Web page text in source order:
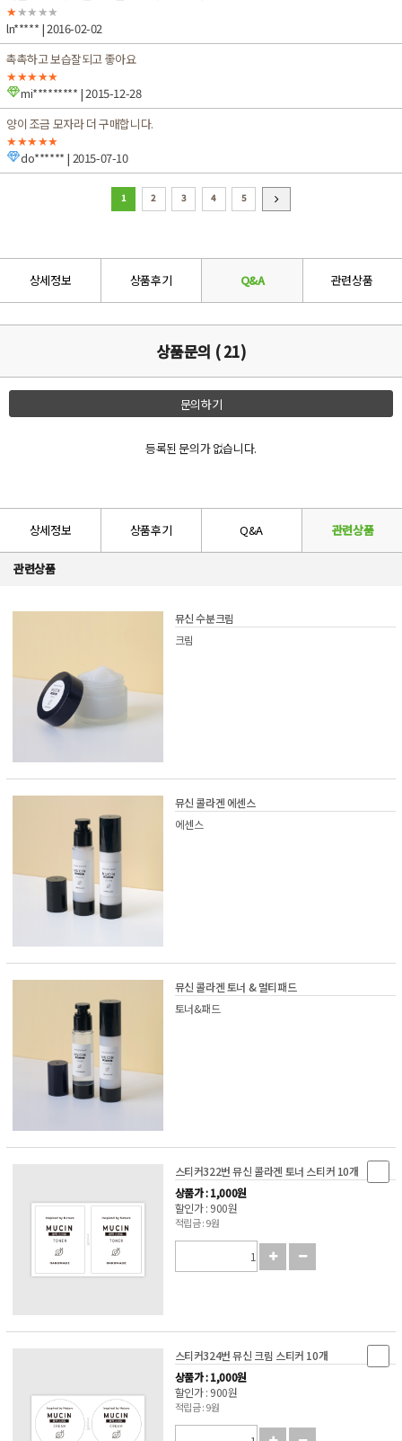
★★★★★
ln***** | 2016-02-02
촉촉하고 보습잘되고 좋아요
★★★★★
mi********* | 2015-12-28
양이 조금 모자라 더 구매합니다.
★★★★★
do****** | 2015-07-10
1 2 3 4 5
상세정보 상품후기 Q&A 관련상품
상품문의 ( 21)
문의하기
등록된 문의가 없습니다.
상세정보 상품후기 Q&A 관련상품
관련상품
뮤신 수분크림
크림
뮤신 콜라겐 에센스
에센스
뮤신 콜라겐 토너 & 멀티패드
토너&패드
스티커322번 뮤신 콜라겐 토너 스티커 10개
상품가 : 1,000원
할인가 : 900원
적립금 : 9원
스티커324번 뮤신 크림 스티커 10개
상품가 : 1,000원
할인가 : 900원
적립금 : 9원